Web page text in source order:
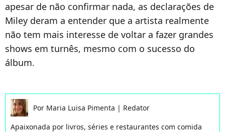
apesar de não confirmar nada, as declarações de
Miley deram a entender que a artista realmente
não tem mais interesse de voltar a fazer grandes
shows em turnês, mesmo com o sucesso do
álbum.
Por Maria Luisa Pimenta | Redator
Apaixonada por livros, séries e restaurantes com comida